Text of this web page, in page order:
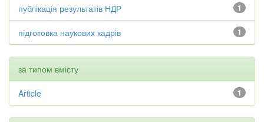
1
публікація результатів НДР
1
підготовка наукових кадрів
за типом вмісту
1
Article